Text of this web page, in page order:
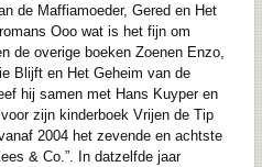
de Maffiamoeder, Gered en Het
Ooo wat is het fijn om
de overige boeken Zoenen Enzo,
Blijft en Het Geheim van de
hij samen met Hans Kuyper en
zijn kinderboek Vrijen de Tip
2004 het zevende en achtste
& Co.”. In datzelfde jaar